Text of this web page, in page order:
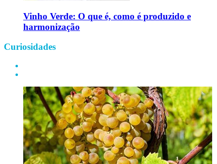
Vinho Verde: O que é, como é produzido e
harmonização
Curiosidades